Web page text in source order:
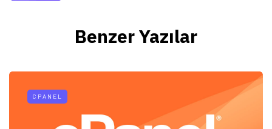
Benzer Yazılar
CPANEL